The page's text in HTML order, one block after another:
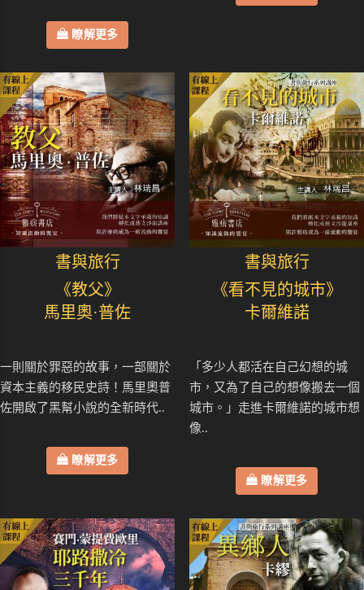
瞭解更多
書與旅行
《教父》
馬里奧·普佐
一則關於罪惡的故事，一部關於
資本主義的移民史詩！馬里奧普
佐開啟了黑幫小說的全新時代..
瞭解更多
書與旅行
《看不見的城市》
卡爾維諾
「多少人都活在自己幻想的城
市，又為了自己的想像搬去一個
城市。」走進卡爾維諾的城市想
像..
瞭解更多